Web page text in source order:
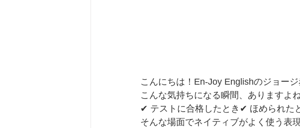
こんにちは！En-Joy Englishのジョー
こんな気持ちになる瞬間、ありますよね
✔ テストに合格したとき✔ ほめられた
そんな場面でネイティブがよく使う表